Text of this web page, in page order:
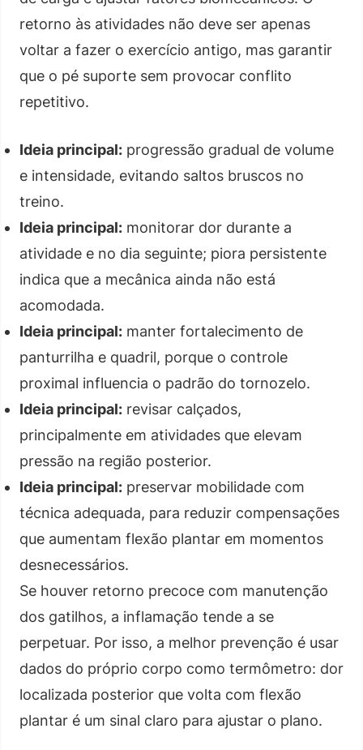
retorno às atividades não deve ser apenas
voltar a fazer o exercício antigo, mas garantir
que o pé suporte sem provocar conflito
repetitivo.
Ideia principal: progressão gradual de volume
e intensidade, evitando saltos bruscos no
treino.
Ideia principal: monitorar dor durante a
atividade e no dia seguinte; piora persistente
indica que a mecânica ainda não está
acomodada.
Ideia principal: manter fortalecimento de
panturrilha e quadril, porque o controle
proximal influencia o padrão do tornozelo.
Ideia principal: revisar calçados,
principalmente em atividades que elevam
pressão na região posterior.
Ideia principal: preservar mobilidade com
técnica adequada, para reduzir compensações
que aumentam flexão plantar em momentos
desnecessários.
Se houver retorno precoce com manutenção
dos gatilhos, a inflamação tende a se
perpetuar. Por isso, a melhor prevenção é usar
dados do próprio corpo como termômetro: dor
localizada posterior que volta com flexão
plantar é um sinal claro para ajustar o plano.